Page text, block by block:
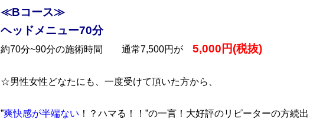
≪Bコース≫
ヘッドメニュー70分
約70分~90分の施術時間 通常7,500円が 5,000円(税抜)
☆男性女性どなたにも、一度受けて頂いた方から、
”爽快感が半端ない ！？ハマる！！”の一言！大好評のリピーターの方続